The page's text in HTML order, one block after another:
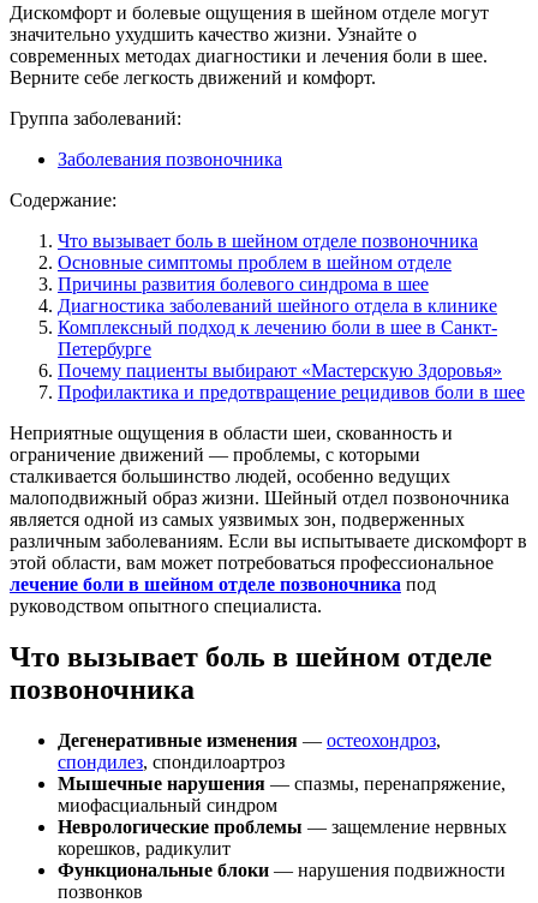
Дискомфорт и болевые ощущения в шейном отделе могут
значительно ухудшить качество жизни. Узнайте о
современных методах диагностики и лечения боли в шее.
Верните себе легкость движений и комфорт.
Группа заболеваний:
Заболевания позвоночника
Содержание:
Что вызывает боль в шейном отделе позвоночника
Основные симптомы проблем в шейном отделе
Причины развития болевого синдрома в шее
Диагностика заболеваний шейного отдела в клинике
Комплексный подход к лечению боли в шее в Санкт-
Петербурге
Почему пациенты выбирают «Мастерскую Здоровья»
Профилактика и предотвращение рецидивов боли в шее
Неприятные ощущения в области шеи, скованность и
ограничение движений — проблемы, с которыми
сталкивается большинство людей, особенно ведущих
малоподвижный образ жизни. Шейный отдел позвоночника
является одной из самых уязвимых зон, подверженных
различным заболеваниям. Если вы испытываете дискомфорт в
этой области, вам может потребоваться профессиональное
лечение боли в шейном отделе позвоночника под
руководством опытного специалиста.
Что вызывает боль в шейном отделе
позвоночника
Дегенеративные изменения — остеохондроз,
спондилез, спондилоартроз
Мышечные нарушения — спазмы, перенапряжение,
миофасциальный синдром
Неврологические проблемы — защемление нервных
корешков, радикулит
Функциональные блоки — нарушения подвижности
позвонков